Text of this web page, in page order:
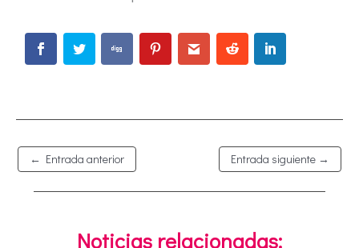
← Entrada anterior Entrada siguiente →
Noticias relacionadas: